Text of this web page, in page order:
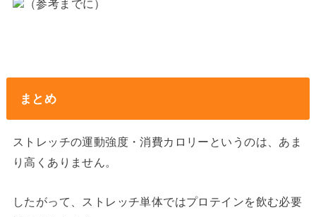
（参考までに）
まとめ
ストレッチの運動強度・消費カロリーというのは、あま
り高くありません。
したがって、ストレッチ単体ではプロテインを飲む必要